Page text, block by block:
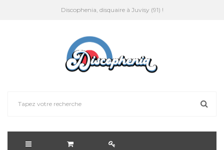
Discophenia, disquaire à Juvisy (91) !